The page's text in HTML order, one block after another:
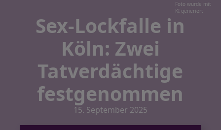
Foto wurde mit
KI generiert
Sex-Lockfalle in
Köln: Zwei
Tatverdächtige
festgenommen
15. September 2025